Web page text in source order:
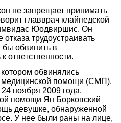
не запрещает принимать
главврач клайпедской
Юодвиршис. Он
отказа трудоустраивать
бы обвинить в
ответственности.
обвинялись
медицинской помощи (СМП),
ноября 2009 года.
помощи Ян Борковский
девушке, обнаруженной
У нее были раны на лице,